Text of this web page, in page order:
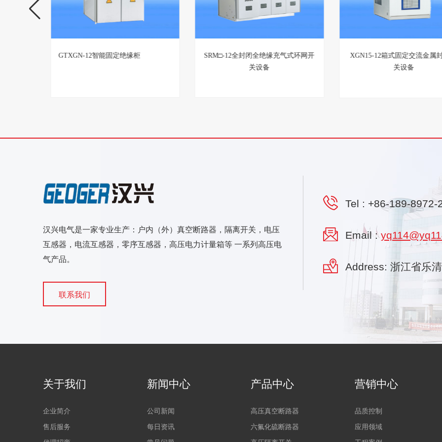
TBBZ高压无功自动补偿装置生产厂
GTXGN-12智能固定绝缘柜
SRM□-12全封闭全绝缘充气式
关设备
汉兴电气是一家专业生产：户内（外）真空断路器，隔离开关，电压
互感器，电流互感器，零序互感器，高压电力计量箱等 一系列高压电
气产品。
联系我们
Tel : +86-189-8972-
Email :
Address: 浙江省乐
关于我们
企业简介
售后服务
新闻中心
公司新闻
每日资讯
产品中心
高压真空断路器
六氟化硫断路器
营销中心
品质控制
应用领域